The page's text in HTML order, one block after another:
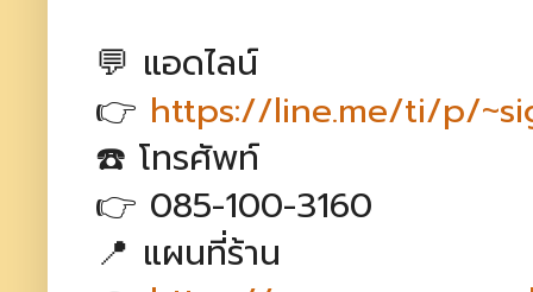
💬 แอดไลน์
👉 https://line.me/ti/p/
☎️ โทรศัพท์
👉 085-100-3160
📍 แผนที่ร้าน